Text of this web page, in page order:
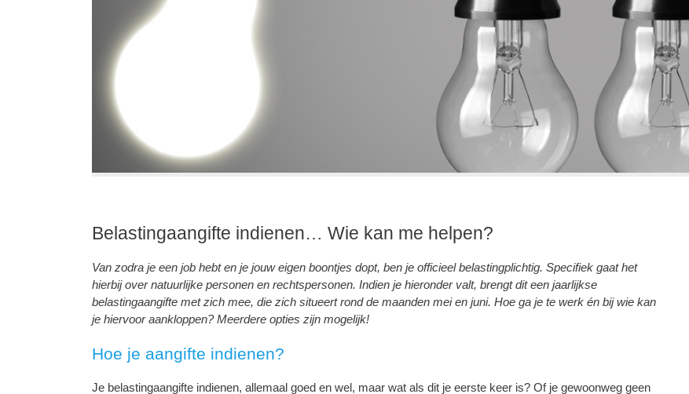
Belastingaangifte indienen… Wie kan me helpen?
Van zodra je een job hebt en je jouw eigen boontjes dopt, ben je officieel belastingplichtig. Specifiek gaat het
hierbij over natuurlijke personen en rechtspersonen. Indien je hieronder valt, brengt dit een jaarlijkse
belastingaangifte met zich mee, die zich situeert rond de maanden mei en juni. Hoe ga je te werk én bij wie kan
je hiervoor aankloppen? Meerdere opties zijn mogelijk!
Hoe je aangifte indienen?
Je belastingaangifte indienen, allemaal goed en wel, maar wat als dit je eerste keer is? Of je gewoonweg geen